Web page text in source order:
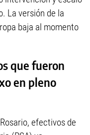
La versión de la
baja al momento
que fueron
en pleno
efectivos de